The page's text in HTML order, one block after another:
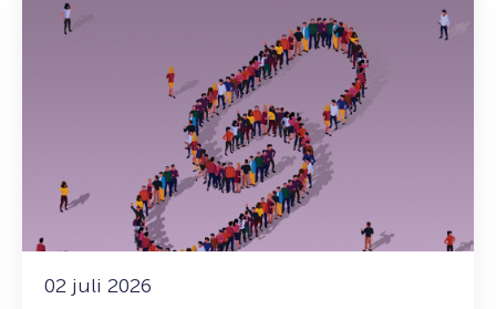
02 juli 2026
meer
naar
impact